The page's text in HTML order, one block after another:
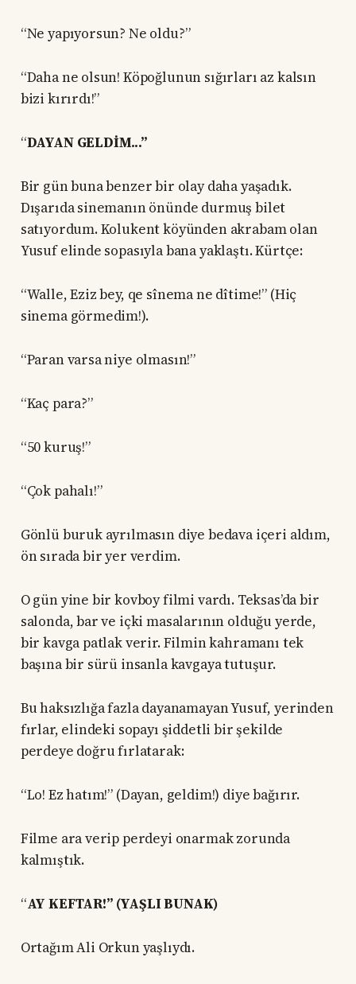
“Ne yapıyorsun? Ne oldu?”
“Daha ne olsun! Köpoğlunun sığırları az kalsın
bizi kırırdı!”
“DAYAN GELDİM...”
Bir gün buna benzer bir olay daha yaşadık.
Dışarıda sinemanın önünde durmuş bilet
satıyordum. Kolukent köyünden akrabam olan
Yusuf elinde sopasıyla bana yaklaştı. Kürtçe:
“Walle, Eziz bey, qe sînema ne dîtime!” (Hiç
sinema görmedim!).
“Paran varsa niye olmasın!”
“Kaç para?”
“50 kuruş!”
“Çok pahalı!”
Gönlü buruk ayrılmasın diye bedava içeri aldım,
ön sırada bir yer verdim.
O gün yine bir kovboy filmi vardı. Teksas’da bir
salonda, bar ve içki masalarının olduğu yerde,
bir kavga patlak verir. Filmin kahramanı tek
başına bir sürü insanla kavgaya tutuşur.
Bu haksızlığa fazla dayanamayan Yusuf, yerinden
fırlar, elindeki sopayı şiddetli bir şekilde
perdeye doğru fırlatarak:
“Lo! Ez hatım!” (Dayan, geldim!) diye bağırır.
Filme ara verip perdeyi onarmak zorunda
kalmıştık.
“AY KEFTAR!” (YAŞLI BUNAK)
Ortağım Ali Orkun yaşlıydı.